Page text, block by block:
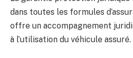
dans toutes les formules
offre un accompagnement
à l’utilisation du véhicule assuré.